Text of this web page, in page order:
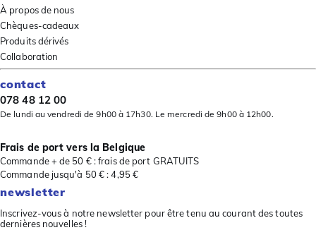
À propos de nous
Chèques-cadeaux
Produits dérivés
Collaboration
contact
078 48 12 00
De lundi au vendredi de 9h00 à 17h30. Le mercredi de 9h00 à 12h00.
Frais de port vers la Belgique
Commande + de 50 € : frais de port GRATUITS
Commande jusqu'à 50 € : 4,95 €
newsletter
Inscrivez-vous à notre newsletter pour être tenu au courant des toutes
dernières nouvelles !